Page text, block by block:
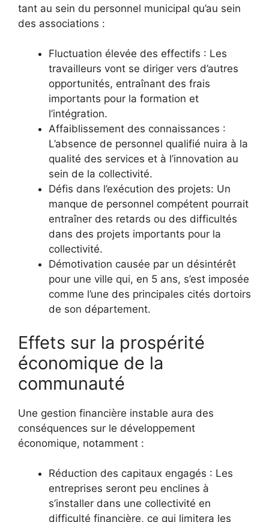
tant au sein du personnel municipal qu’au sein
des associations :
Fluctuation élevée des effectifs : Les
travailleurs vont se diriger vers d’autres
opportunités, entraînant des frais
importants pour la formation et
l’intégration.
Affaiblissement des connaissances :
L’absence de personnel qualifié nuira à la
qualité des services et à l’innovation au
sein de la collectivité.
Défis dans l’exécution des projets: Un
manque de personnel compétent pourrait
entraîner des retards ou des difficultés
dans des projets importants pour la
collectivité.
Démotivation causée par un désintérêt
pour une ville qui, en 5 ans, s’est imposée
comme l’une des principales cités dortoirs
de son département.
Effets sur la prospérité
économique de la
communauté
Une gestion financière instable aura des
conséquences sur le développement
économique, notamment :
Réduction des capitaux engagés : Les
entreprises seront peu enclines à
s’installer dans une collectivité en
difficulté financière, ce qui limitera les